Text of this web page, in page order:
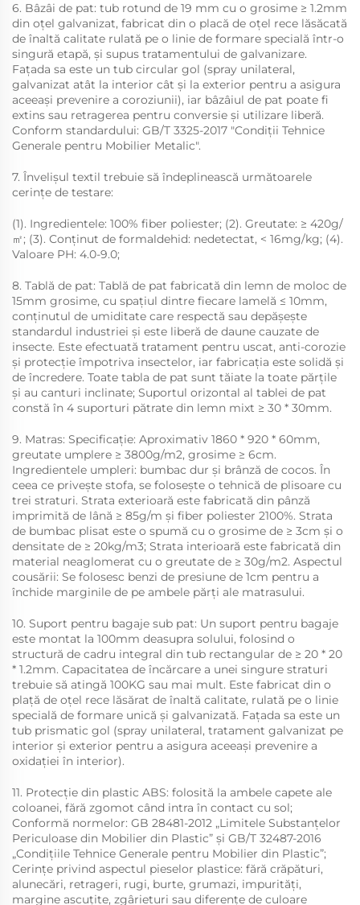
6. Bâzâi de pat: tub rotund de 19 mm cu o grosime ≥ 1.2mm
din oțel galvanizat, fabricat din o placă de oțel rece lăsăcată
de înaltă calitate rulată pe o linie de formare specială într-o
singură etapă, și supus tratamentului de galvanizare.
Fațada sa este un tub circular gol (spray unilateral,
galvanizat atât la interior cât și la exterior pentru a asigura
aceeași prevenire a coroziunii), iar bâzâiul de pat poate fi
extins sau retragerea pentru conversie și utilizare liberă.
Conform standardului: GB/T 3325-2017 "Condiții Tehnice
Generale pentru Mobilier Metalic".
7. Învelișul textil trebuie să îndeplinească următoarele
cerințe de testare:
(1). Ingredientele: 100% fiber poliester; (2). Greutate: ≥ 420g/
㎡; (3). Conținut de formaldehid: nedetectat, < 16mg/kg; (4).
Valoare PH: 4.0-9.0;
8. Tablă de pat: Tablă de pat fabricată din lemn de moloc de
15mm grosime, cu spațiul dintre fiecare lamelă ≤ 10mm,
conținutul de umiditate care respectă sau depășește
standardul industriei și este liberă de daune cauzate de
insecte. Este efectuată tratament pentru uscat, anti-corozie
și protecție împotriva insectelor, iar fabricația este solidă și
de încredere. Toate tabla de pat sunt tăiate la toate părțile
și au canturi inclinate; Suportul orizontal al tablei de pat
constă în 4 suporturi pătrate din lemn mixt ≥ 30 * 30mm.
9. Matras: Specificație: Aproximativ 1860 * 920 * 60mm,
greutate umplere ≥ 3800g/m2, grosime ≥ 6cm.
Ingredientele umpleri: bumbac dur și brânză de cocos. În
ceea ce privește stofa, se folosește o tehnică de plisoare cu
trei straturi. Strata exterioară este fabricată din pânză
imprimită de lână ≥ 85g/m și fiber poliester 2100%. Strata
de bumbac plisat este o spumă cu o grosime de ≥ 3cm și o
densitate de ≥ 20kg/m3; Strata interioară este fabricată din
material neaglomerat cu o greutate de ≥ 30g/m2. Aspectul
cousării: Se folosesc benzi de presiune de 1cm pentru a
închide marginile de pe ambele părți ale matrasului.
10. Suport pentru bagaje sub pat: Un suport pentru bagaje
este montat la 100mm deasupra solului, folosind o
structură de cadru integral din tub rectangular de ≥ 20 * 20
* 1.2mm. Capacitatea de încărcare a unei singure straturi
trebuie să atingă 100KG sau mai mult. Este fabricat din o
plață de oțel rece lăsărat de înaltă calitate, rulată pe o linie
specială de formare unică și galvanizată. Fațada sa este un
tub prismatic gol (spray unilateral, tratament galvanizat pe
interior și exterior pentru a asigura aceeași prevenire a
oxidației în interior).
11. Protecție din plastic ABS: folosită la ambele capete ale
coloanei, fără zgomot când intra în contact cu sol;
Conformă normelor: GB 28481-2012 „Limitele Substanțelor
Periculoase din Mobilier din Plastic” și GB/T 32487-2016
„Condițiile Tehnice Generale pentru Mobilier din Plastic”;
Cerințe privind aspectul pieselor plastice: fără crăpături,
alunecări, retrageri, rugi, burte, grumazi, impurități,
margine ascuțite, zgârieturi sau diferențe de culoare